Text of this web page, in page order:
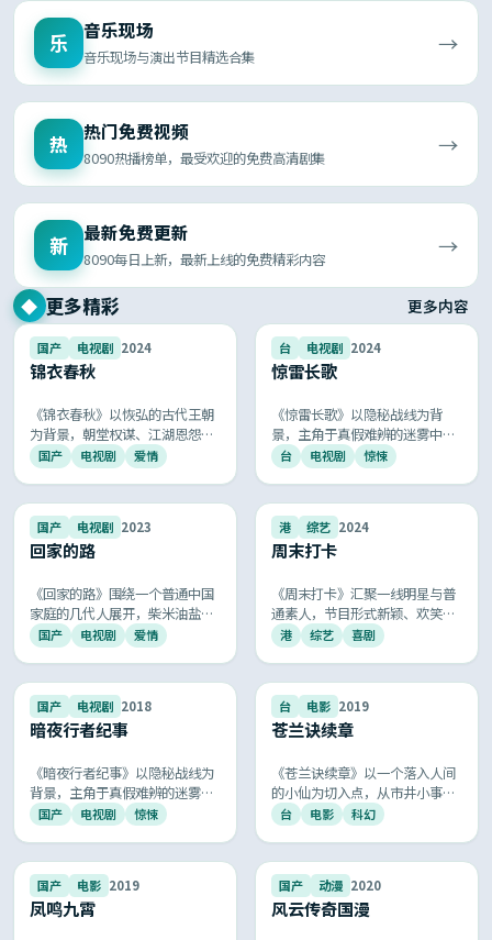
乐 音乐现场
音乐现场与演出节目精选合集 →
热 热门免费视频
8090热播榜单，最受欢迎的免费高清剧集 →
新 最新免费更新
8090每日上新，最新上线的免费精彩内容 →
◆ 更多精彩 更多内容
国产 电视剧 2024
锦衣春秋
《锦衣春秋》以恢弘的古代王朝
为背景，朝堂权谋、江湖恩怨与
儿女情长交织展开，服化道精
良、故事跌宕起伏，再现古典中
国产 电视剧 爱情
台 电视剧 2024
惊雷长歌
《惊雷长歌》以隐秘战线为背
景，主角于真假难辨的迷雾中执
行任务，每一次接头都暗藏杀
机，剧情环环相扣，悬念层层递
与荣光。
台 电视剧 惊悚
国产 电视剧 2023
回家的路
《回家的路》围绕一个普通中国
家庭的几代人展开，柴米油盐里
见真情，欢笑泪水中传递温暖，
是最具共鸣的国产家庭伦理剧，
国产 电视剧 爱情
港 综艺 2024
周末打卡
《周末打卡》汇聚一线明星与普
通素人，节目形式新颖、欢笑与
感动并存，每期主题贴近生活，
是周末家庭休闲的优质综艺选
港 综艺 喜剧
国产 电视剧 2018
暗夜行者纪事
《暗夜行者纪事》以隐秘战线为
背景，主角于真假难辨的迷雾中
执行任务，每一次接头都暗藏杀
机，剧情环环相扣，悬念层层递
与荣光。
国产 电视剧 惊悚
台 电影 2019
苍兰诀续章
《苍兰诀续章》以一个落入人间
的小仙为切入点，从市井小事讲
到天劫大战，喜剧、动作、玄幻
气质兼具，被誉为国漫审美迁移
台 电影 科幻
国产 电影 2019
凤鸣九霄
国产 动漫 2020
风云传奇国漫